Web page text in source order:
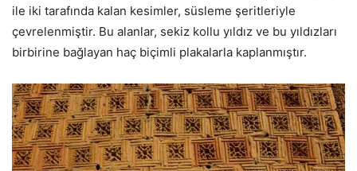
ile iki tarafında kalan kesimler, süsleme şeritleriyle
çevrelenmiştir. Bu alanlar, sekiz kollu yıldız ve bu yıldızları
birbirine bağlayan haç biçimli plakalarla kaplanmıştır.